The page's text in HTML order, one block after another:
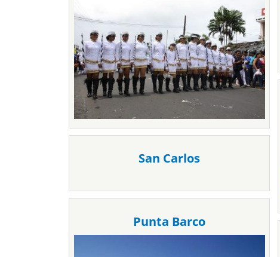
San Carlos
Punta Barco